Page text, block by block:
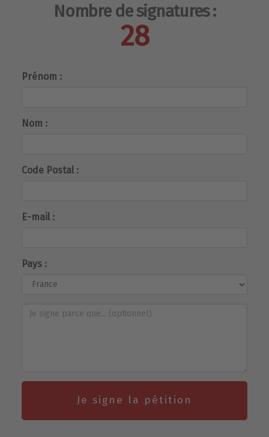
Nombre de signatures :
28
Prénom :
Nom :
Code Postal :
E-mail :
Pays :
Je signe la pétition